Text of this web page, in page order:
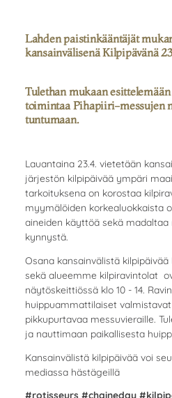
Lahden paistinkääntäjät
kansainvälisenä Kilpipävänä
Tulethan mukaan
toimintaa Pihapiiri-messujen
tuntumaan.
Lauantaina 23.4. vietetään
järjestön kilpipäivää ympäri
tarkoituksena on korostaa
myymälöiden korkealuokkaista
aineiden käyttöä sekä
kynnystä.
Osana kansainvälistä
sekä alueemme kilpiravintolat
näytöskeittiössä klo 10 - 14.
huippuammattilaiset
pikkupurtavaa messuvieraille.
ja nauttimaan paikallisesta
Kansainvälistä kilpipäivää voi
mediassa hästägeillä
#rotisseurs #chaineday